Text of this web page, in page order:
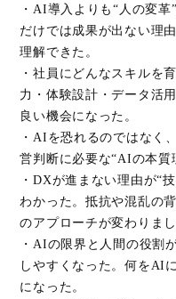
・AI導入よりも“人の変
だけでは成果が出ない理
理解できた。
・社員にどんなスキルを
力・体験設計・データ活
良い機会になった。
・AIを恐れるのではなく
営判断に必要な“AIの本質
・DXが進まない理由が“
わかった。抵抗や混乱の
のアプローチが変わりまし
・AIの限界と人間の役割
しやすくなった。何をAI
になった。